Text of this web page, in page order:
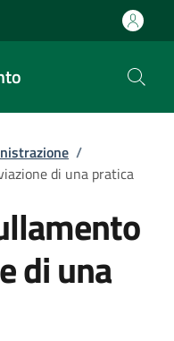
/
di una pratica
di una